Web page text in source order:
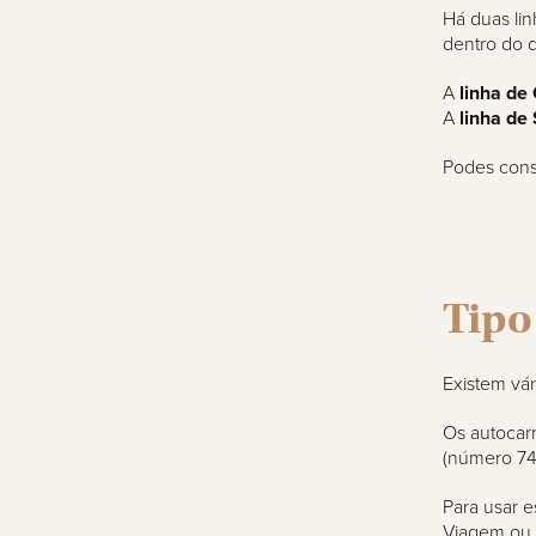
Há duas
dentro do
Alinha de
A linha de
Podes
Existem
Os
(número
Para usar